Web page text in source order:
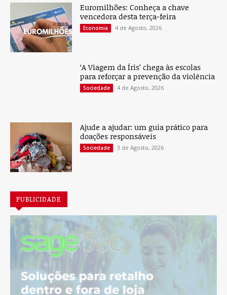
Euromilhões: Conheça a chave
vencedora desta terça-feira
Economia 4 de Agosto, 2026
‘A Viagem da Íris’ chega às escolas
para reforçar a prevenção da violência
Sociedade 4 de Agosto, 2026
Ajude a ajudar: um guia prático para
doações responsáveis
Sociedade 3 de Agosto, 2026
PUBLICIDADE